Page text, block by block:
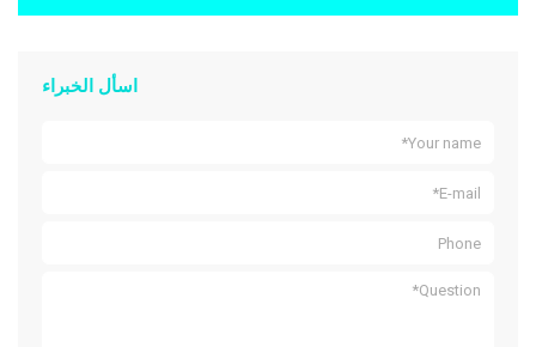
اسأل الخبراء